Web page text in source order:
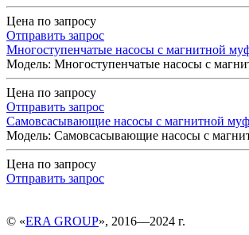
Цена по запросу
Отправить запрос
Многоступенчатые насосы с магнитной
Модель: Многоступенчатые насосы с
Цена по запросу
Отправить запрос
Самовсасывающие насосы с магнитной
Модель: Самовсасывающие насосы с
Цена по запросу
Отправить запрос
© «ERA GROUP», 2016—2024 г.